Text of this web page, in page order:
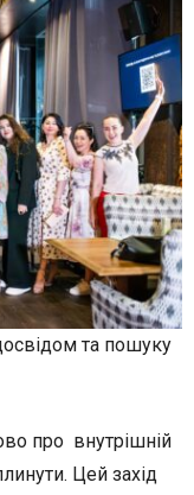
та пошуку
про внутрішній
Цей захід